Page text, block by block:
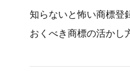
知らないと怖い商標登
おくべき商標の活かし